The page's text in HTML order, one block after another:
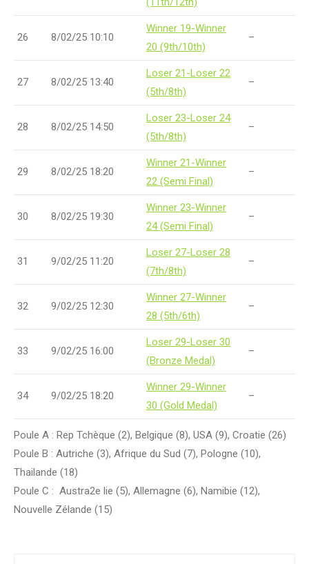
26 8/02/25 10:10
Winner 19-Winner
20 (9th/10th)
–
27 8/02/25 13:40
Loser 21-Loser 22
(5th/8th)
–
28 8/02/25 14:50
Loser 23-Loser 24
(5th/8th)
–
29 8/02/25 18:20
Winner 21-Winner
22 (Semi Final)
–
30 8/02/25 19:30
Winner 23-Winner
24 (Semi Final)
–
31 9/02/25 11:20
Loser 27-Loser 28
(7th/8th)
–
32 9/02/25 12:30
Winner 27-Winner
28 (5th/6th)
–
33 9/02/25 16:00
Loser 29-Loser 30
(Bronze Medal)
–
34 9/02/25 18:20
Winner 29-Winner
30 (Gold Medal)
–
Poule A : Rep Tchèque (2), Belgique (8), USA (9), Croatie (26)
Poule B : Autriche (3), Afrique du Sud (7), Pologne (10),
Thailande (18)
Poule C : Austra2e lie (5), Allemagne (6), Namibie (12),
Nouvelle Zélande (15)